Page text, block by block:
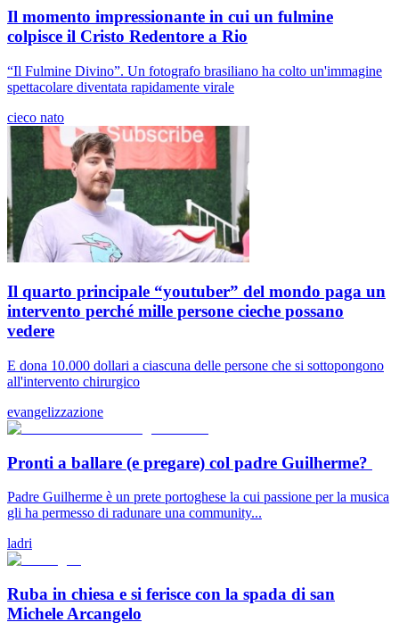
Il momento impressionante in cui un fulmine
colpisce il Cristo Redentore a Rio
“Il Fulmine Divino”. Un fotografo brasiliano ha colto un'immagine
spettacolare diventata rapidamente virale
cieco nato
Il quarto principale “youtuber” del mondo paga un
intervento perché mille persone cieche possano
vedere
E dona 10.000 dollari a ciascuna delle persone che si sottopongono
all'intervento chirurgico
evangelizzazione
Pronti a ballare (e pregare) col padre Guilherme?
Padre Guilherme è un prete portoghese la cui passione per la musica
gli ha permesso di radunare una community...
ladri
Ruba in chiesa e si ferisce con la spada di san
Michele Arcangelo